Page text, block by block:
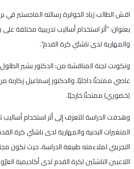
اقش الطالب زياد الجوابرة رسالته الماجستير في
بعنوان: “أثر استخدام أساليب تدريبية مختلفة
والمهارية لدى ناشئي كرة القدم”.
وتكونت لجنة المناقشة من: الدكتور بشير
عاصي ممتحنًا داخليًا، والدكتور إسماعيل
(خضوري) ممتحنًا خارجيًا.
وهدفت الدراسة للتعرف إلى أثر استخدام
المتغيرات البدنية والمهارية لدى ناشئي كرة
التجريبي لملاءمته طبيعة الدراسة، حيث تكون
اللاعبين الناشئين لكرة القدم لدى أكاديمية